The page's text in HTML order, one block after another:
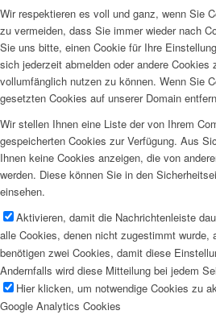
Wir respektieren es voll und ganz, wenn Sie
zu vermeiden, dass Sie immer wieder nach
Sie uns bitte, einen Cookie für Ihre
sich jederzeit abmelden oder andere
vollumfänglich nutzen zu können. Wenn Sie
gesetzten Cookies auf unserer Domain
Wir stellen Ihnen eine Liste der von Ihrem
gespeicherten Cookies zur Verfügung. Aus
Ihnen keine Cookies anzeigen, die von
werden. Diese können Sie in den
einsehen.
Aktivieren, damit die Nachrichtenleiste
alle Cookies, denen nicht zugestimmt wurde,
benötigen zwei Cookies, damit diese
Andernfalls wird diese Mitteilung bei jedem
Hier klicken, um notwendige Cookies zu
Google Analytics Cookies